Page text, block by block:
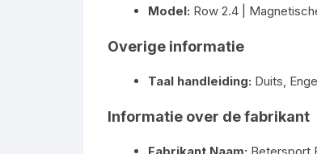
Model: Row 2.4 |
Overige informatie
Taal handleiding: Duits,
Informatie over de fabrikant